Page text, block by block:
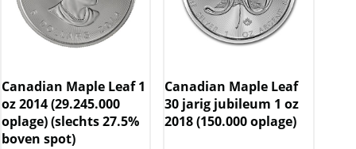
Canadian Maple Leaf 1
oz 2014 (29.245.000
oplage) (slechts 27.5%
boven spot)
Canadian Maple Leaf
30 jarig jubileum 1 oz
2018 (150.000 oplage)